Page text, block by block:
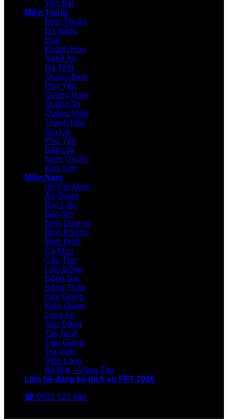
Yên Bái
Miền Trung
Bình Thuận
Đà Nẵng
Huế
Khánh Hòa
Nghệ An
Hà Tĩnh
Quảng Bình
Phú Yên
Quảng Nam
Quảng Trị
Quảng Ngãi
Thanh Hóa
Gia Lai
Phú Yên
Đăk Lăk
Ninh Thuận
Kon Tum
Miền Nam
Hồ Chí Minh
An Giang
Bạc Liêu
Bến Tre
Bình Dương
Bình Phước
Bình Định
Cà Mau
Cần Thơ
Lâm Đồng
Đồng Nai
Đồng Tháp
Hậu Giang
Kiên Giang
Long An
Sóc Trăng
Tây Ninh
Tiền Giang
Trà Vinh
Vĩnh Long
Bà Rịa – Vũng Tàu
Liên hệ đăng ký dịch vụ FPT 2026
☎ 0931 523 668